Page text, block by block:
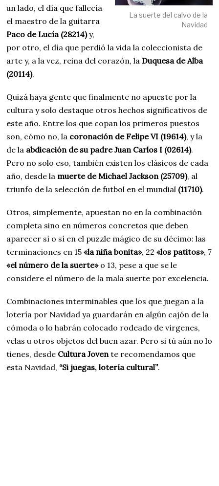
La suerte del calvo de la
Navidad
un lado, el día que fallecía
el maestro de la guitarra
Paco de Lucía (28214)y,
por otro, el día que perdió la vida la coleccionista de
arte y, a la vez, reina del corazón, laDuquesa de Alba
(20114).
Quizá haya gente que finalmente no apueste por la
cultura y solo destaque otros hechos significativos de
este año. Entre los que copan los primeros puestos
son, cómo no, la coronación de Felipe VI (19614), y la
de la abdicación de su padre Juan Carlos I (02614).
Pero no solo eso, también existen los clásicos de cada
año, desde la muerte de Michael Jackson (25709), al
triunfo de la selección de futbol en el mundial (11710).
Otros, simplemente, apuestan no en la combinación
completa sino en números concretos que deben
aparecer sí o sí en el puzzle mágico de su décimo: las
terminaciones en 15«la niña bonita», 22«los patitos», 7
«el número de la suerte»o 13, pese a que se le
considere el número de la mala suerte por excelencia.
Combinaciones interminables que los que juegan a la
lotería por Navidad ya guardarán en algún cajón de la
cómoda o lo habrán colocado rodeado de vírgenes,
velas u otros objetos del buen azar. Pero si tú aún no lo
tienes, desde Cultura Jovente recomendamos que
esta Navidad, “Si juegas, lotería cultural”.